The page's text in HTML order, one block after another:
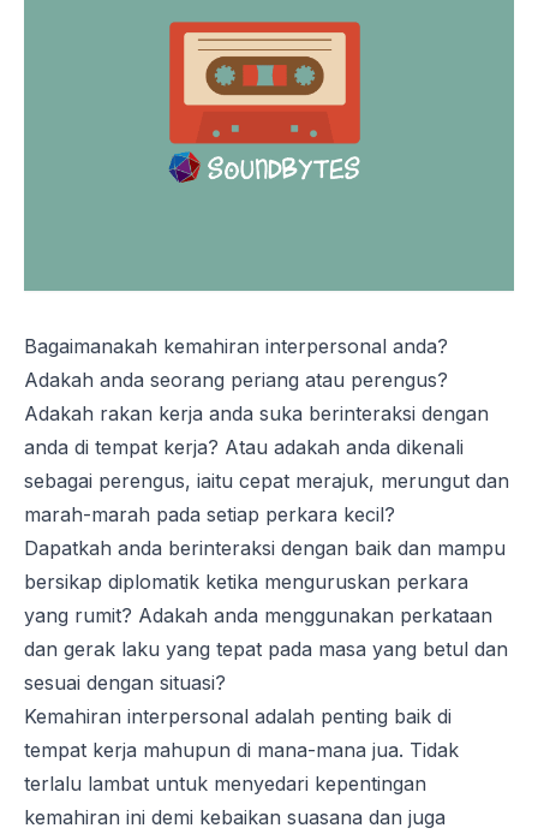
Bagaimanakah kemahiran interpersonal anda?
Adakah anda seorang periang atau perengus?
Adakah rakan kerja anda suka berinteraksi dengan
anda di tempat kerja? Atau adakah anda dikenali
sebagai perengus, iaitu cepat merajuk, merungut dan
marah-marah pada setiap perkara kecil?
Dapatkah anda berinteraksi dengan baik dan mampu
bersikap diplomatik ketika menguruskan perkara
yang rumit? Adakah anda menggunakan perkataan
dan gerak laku yang tepat pada masa yang betul dan
sesuai dengan situasi?
Kemahiran interpersonal adalah penting baik di
tempat kerja mahupun di mana-mana jua. Tidak
terlalu lambat untuk menyedari kepentingan
kemahiran ini demi kebaikan suasana dan juga